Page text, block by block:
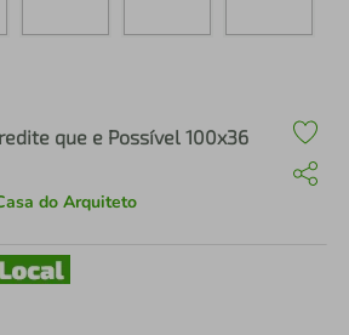
que e Possível 100x36
do Arquiteto